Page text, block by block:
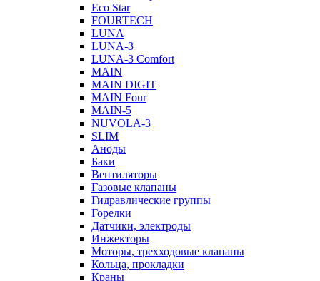
Eco Star
FOURTECH
LUNA
LUNA-3
LUNA-3 Comfort
MAIN
MAIN DIGIT
MAIN Four
MAIN-5
NUVOLA-3
SLIM
Аноды
Баки
Вентиляторы
Газовые клапаны
Гидравлические группы
Горелки
Датчики, электроды
Инжекторы
Моторы, трехходовые клапаны
Кольца, прокладки
Краны